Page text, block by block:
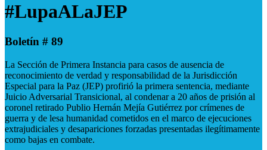
#LupaALaJEP
Boletín # 89
La Sección de Primera Instancia para casos de ausencia de
reconocimiento de verdad y responsabilidad de la Jurisdicción
Especial para la Paz (JEP) profirió la primera sentencia, mediante
Juicio Adversarial Transicional, al condenar a 20 años de prisión al
coronel retirado Publio Hernán Mejía Gutiérrez por crímenes de
guerra y de lesa humanidad cometidos en el marco de ejecuciones
extrajudiciales y desapariciones forzadas presentadas ilegítimamente
como bajas en combate.